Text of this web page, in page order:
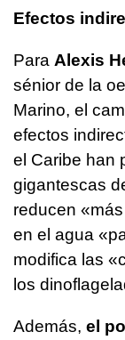
Efectos
Para Alexis
sénior de la
Marino, el
efectos
el Caribe han
gigantescas
reducen
en el agua
modifica las
los
Además, el